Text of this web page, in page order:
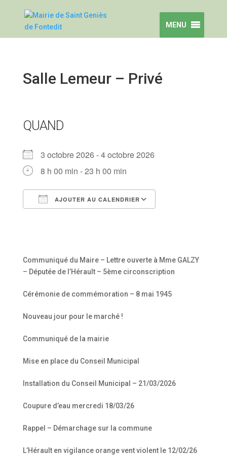
MENU
Salle Lemeur – Privé
QUAND
3 octobre 2026 - 4 octobre 2026
8 h 00 min - 23 h 00 min
AJOUTER AU CALENDRIER
Communiqué du Maire – Lettre ouverte à Mme GALZY
– Députée de l’Hérault – 5ème circonscription
Cérémonie de commémoration – 8 mai 1945
Nouveau jour pour le marché !
Communiqué de la mairie
Mise en place du Conseil Municipal
Installation du Conseil Municipal – 21/03/2026
Coupure d’eau mercredi 18/03/26
Rappel – Démarchage sur la commune
L’Hérault en vigilance orange vent violent le 12/02/26